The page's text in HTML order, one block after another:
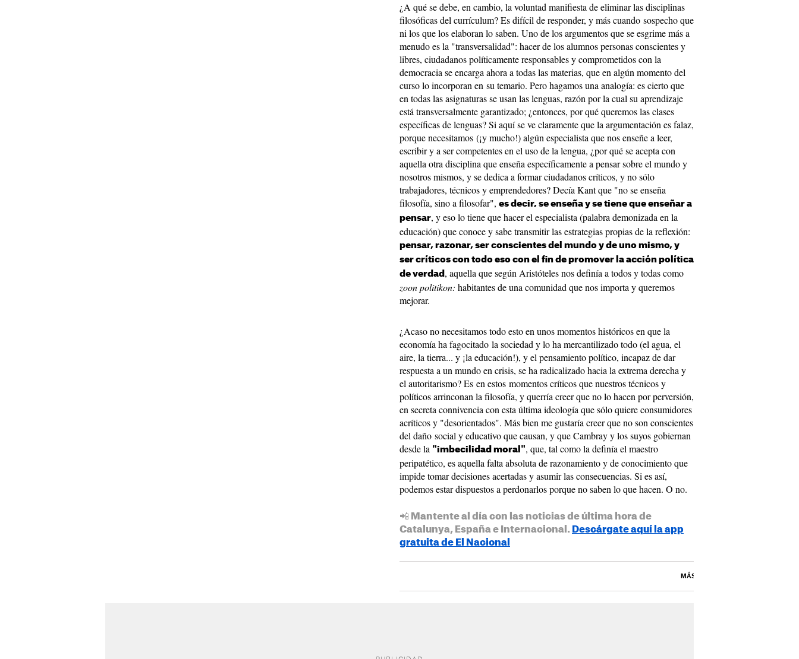
¿A qué se debe, en cambio, la voluntad manifiesta de eliminar las disciplinas
filosóficas del currículum? Es difícil de responder, y más cuando sospecho que
ni los que los elaboran lo saben. Uno de los argumentos que se esgrime más a
menudo es la "transversalidad": hacer de los alumnos personas conscientes y
libres, ciudadanos políticamente responsables y comprometidos con la
democracia se encarga ahora a todas las materias, que en algún momento del
curso lo incorporan en su temario. Pero hagamos una analogía: es cierto que
en todas las asignaturas se usan las lenguas, razón por la cual su aprendizaje
está transversalmente garantizado; ¿entonces, por qué queremos las clases
específicas de lenguas? Si aquí se ve claramente que la argumentación es falaz,
porque necesitamos (¡y mucho!) algún especialista que nos enseñe a leer,
escribir y a ser competentes en el uso de la lengua, ¿por qué se acepta con
aquella otra disciplina que enseña específicamente a pensar sobre el mundo y
nosotros mismos, y se dedica a formar ciudadanos críticos, y no sólo
trabajadores, técnicos y emprendedores? Decía Kant que "no se enseña
filosofía, sino a filosofar", es decir, se enseña y se tiene que enseñar a
pensar, y eso lo tiene que hacer el especialista (palabra demonizada en la
educación) que conoce y sabe transmitir las estrategias propias de la reflexión:
pensar, razonar, ser conscientes del mundo y de uno mismo, y
ser críticos con todo eso con el fin de promover la acción política
de verdad , aquella que según Aristóteles nos definía a todos y todas como
zoon politikon: habitantes de una comunidad que nos importa y queremos
mejorar.
¿Acaso no necesitamos todo esto en unos momentos históricos en que la
economía ha fagocitado la sociedad y lo ha mercantilizado todo (el agua, el
aire, la tierra... y ¡la educación!), y el pensamiento político, incapaz de dar
respuesta a un mundo en crisis, se ha radicalizado hacia la extrema derecha y
el autoritarismo? Es en estos momentos críticos que nuestros técnicos y
políticos arrinconan la filosofía, y querría creer que no lo hacen por perversión,
en secreta connivencia con esta última ideología que sólo quiere consumidores
acríticos y "desorientados". Más bien me gustaría creer que no son conscientes
del daño social y educativo que causan, y que Cambray y los suyos gobiernan
desde la "imbecilidad moral", que, tal como la definía el maestro
peripatético, es aquella falta absoluta de razonamiento y de conocimiento que
impide tomar decisiones acertadas y asumir las consecuencias. Si es así,
podemos estar dispuestos a perdonarlos porque no saben lo que hacen. O no.
📲 Mantente al día con las noticias de última hora de
Catalunya, España e Internacional. Descárgate aquí la app
gratuita de El Nacional
MÁS